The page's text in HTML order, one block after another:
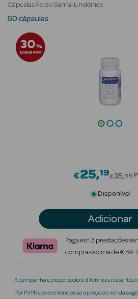
Beauty Season
Beauty Season
Cosmética
Beauty Season
Beauty Season
Beauty Season
Beauty Season
Cápuslas Ácido Gama-Linolénico
60 cápsulas
30%
SOBRE PVPR
€25 19Price
€35 99
Disponível
Adicionar
Paga em 3 prestações
compras acima de € 59.
A campanha e preço poderá diferir das restantes
Por PVPR deve entender-se o preço de venda